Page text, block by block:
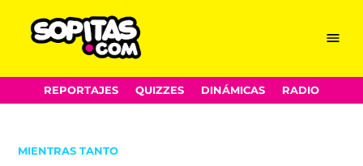
Skip
to
Menu
REPORTAJES QUIZZES DINÁMICAS RADIO
POSTED
MIENTRAS TANTO